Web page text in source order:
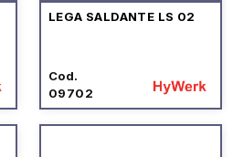
LEGA SALDANTE LS 02
Cod.
09702